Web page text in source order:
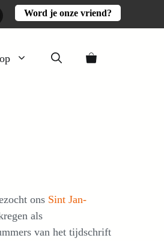
InstagramWord je onze vriend?
ons Sint Jan-
als
van het tijdschrift